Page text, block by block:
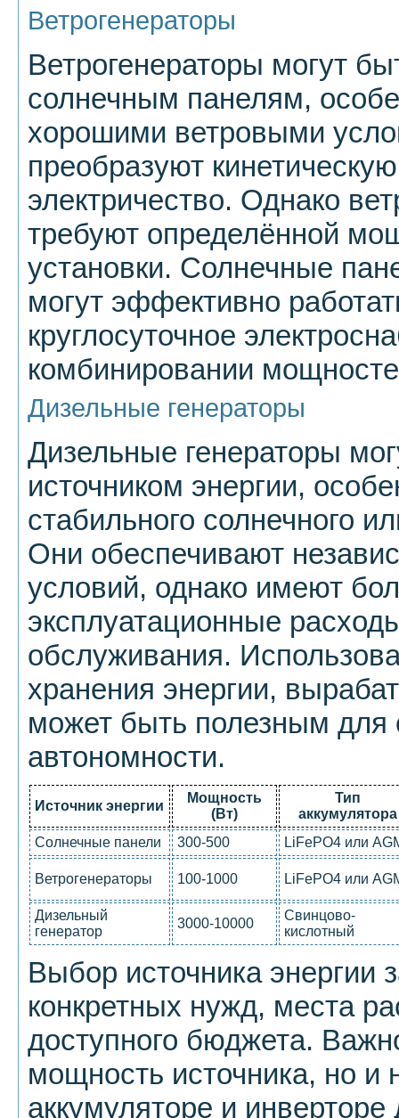
Ветрогенераторы
Ветрогенераторы могут
солнечным панелям,
хорошими ветровыми
преобразуют
электричество. Однако
требуют определённой
установки. Солнечные
могут эффективно
круглосуточное
комбинировании
Дизельные генераторы
Дизельные генераторы
источником энергии,
стабильного солнечного
Они обеспечивают
условий, однако имеют
эксплуатационные
обслуживания.
хранения энергии,
может быть полезным для
автономности.
Источник энергии
Мощность
(Вт)
Тип
аккумулятора
Солнечные панели
300-500 LiFePO4 или
Ветрогенераторы 100-1000 LiFePO4 или
Дизельный
генератор
3000-10000
Свинцово-
кислотный
Выбор источника энергии
конкретных нужд, места
доступного бюджета.
мощность источника, но и
аккумуляторе и